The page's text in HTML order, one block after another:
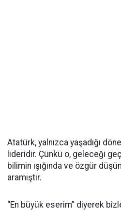
Atatürk, yalnızca yaşadığı
lideridir. Çünkü o, geleceği
bilimin ışığında ve özgür
aramıştır.
“En büyük eserim” diyerek